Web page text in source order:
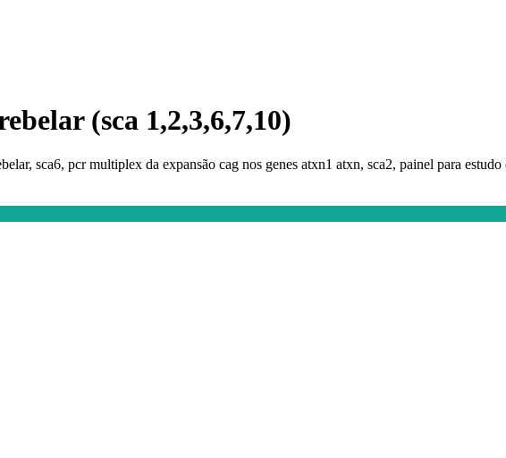
(sca 1,2,3,6,7,10)
sca6, pcr multiplex da expansão cag nos genes atxn1 atxn, sca2, painel para